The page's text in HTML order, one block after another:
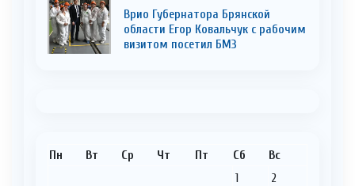
Врио Губернатора Брянской
области Егор Ковальчук с рабочим
визитом посетил БМЗ
Пн Вт Ср Чт Пт Сб Вс
1
2